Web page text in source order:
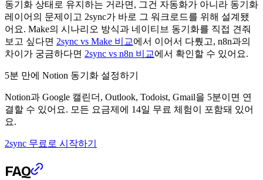
동기화 상태로 유지하는 거라면, 그건 자동화가 아니라 동기화
레이어의 문제이고 2sync가 바로 그 워크로드를 위해 설계됐
어요. Make의 시나리오 방식과 네이티브 동기화를 직접 견줘
보고 싶다면 2sync vs Make 비교에서 이어서 다뤘고, n8n과의
차이가 궁금하다면 2sync vs n8n 비교에서 확인할 수 있어요.
5분 만에 Notion 동기화 설정하기
Notion과 Google 캘린더, Outlook, Todoist, Gmail을 5분이면 연
결할 수 있어요. 모든 요금제에 14일 무료 체험이 포함돼 있어
요.
2sync 무료로 시작하기
FAQ